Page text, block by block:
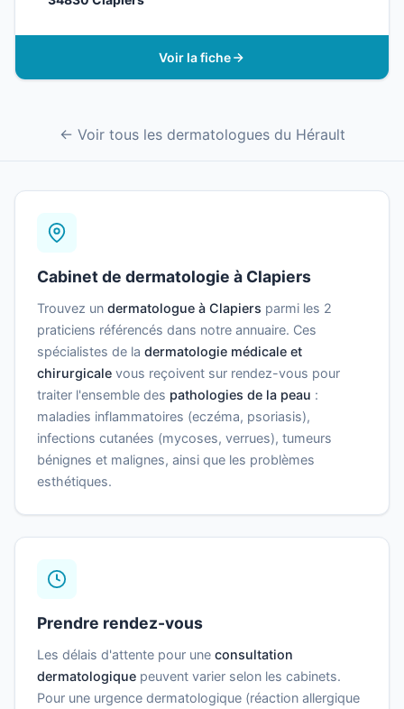
Voir la fiche
← Voir tous les dermatologues du Hérault
Cabinet de dermatologie à Clapiers
Trouvez un dermatologue à Clapiers parmi les 2
praticiens référencés dans notre annuaire. Ces
spécialistes de la dermatologie médicale et
chirurgicale vous reçoivent sur rendez-vous pour
traiter l'ensemble des pathologies de la peau :
maladies inflammatoires (eczéma, psoriasis),
infections cutanées (mycoses, verrues), tumeurs
bénignes et malignes, ainsi que les problèmes
esthétiques.
Prendre rendez-vous
Les délais d'attente pour une consultation
dermatologique peuvent varier selon les cabinets.
Pour une urgence dermatologique (réaction allergique